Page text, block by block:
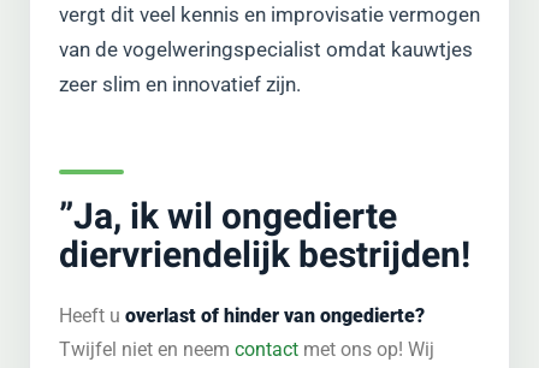
vergt dit veel kennis en improvisatie vermogen
van de vogelweringspecialist omdat kauwtjes
zeer slim en innovatief zijn.
”Ja, ik wil ongedierte
diervriendelijk bestrijden!
Heeft u overlast of hinder van ongedierte?
Twijfel niet en neem contact met ons op! Wij